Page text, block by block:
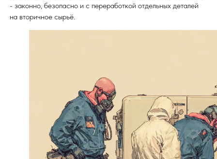
оборудования в
Новосибирске
Только для юрлиц!
Комплексная услуга для коммерческих и
- законно, безопасно и с переработкой отдельных деталей
на вторичное сырьё.